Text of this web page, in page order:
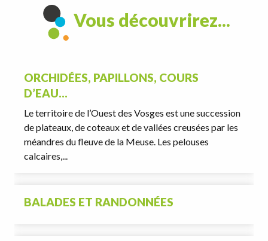
Vous découvrirez...
ORCHIDÉES, PAPILLONS, COURS
D’EAU…
Le territoire de l’Ouest des Vosges est une succession
de plateaux, de coteaux et de vallées creusées par les
méandres du fleuve de la Meuse. Les pelouses
calcaires,...
BALADES ET RANDONNÉES